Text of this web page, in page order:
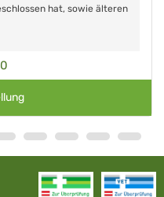
hat, sowie älteren